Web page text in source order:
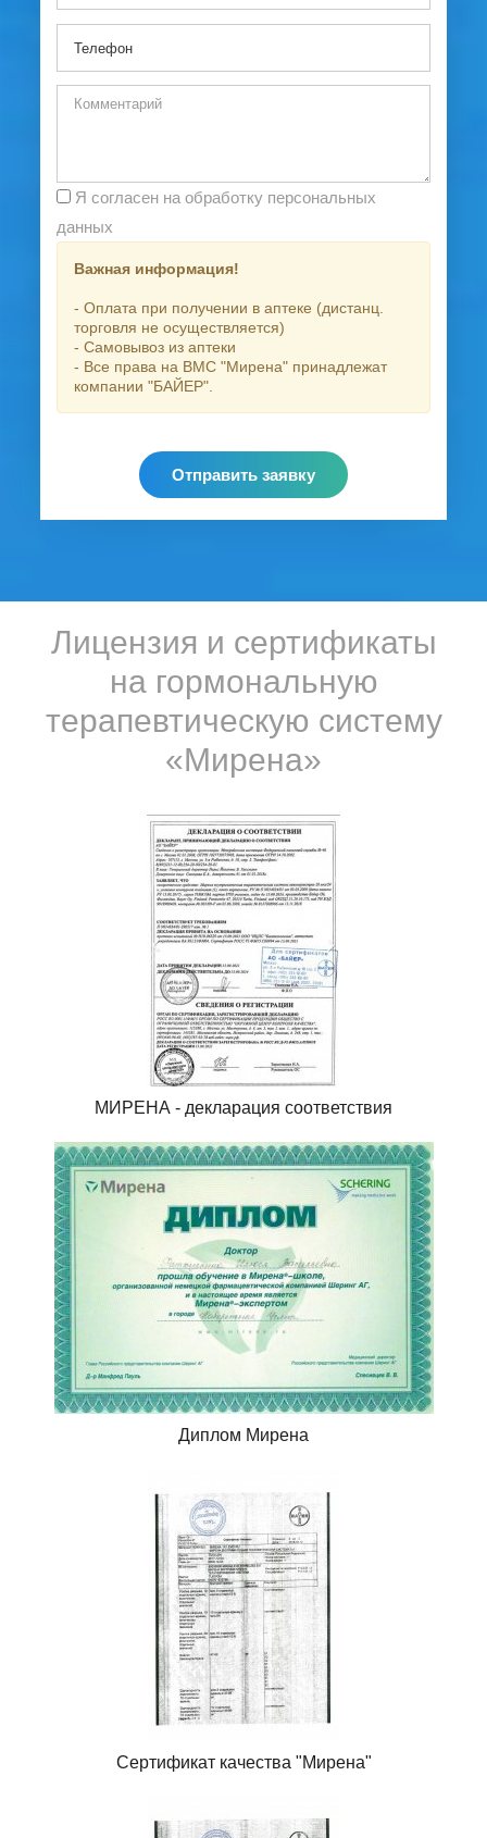
данных
Важная информация!
- Оплата при получении в аптеке (дистанц.
торговля не осуществляется)
- Самовывоз из аптеки
- Все права на ВМС "Мирена" принадлежат
компании "БАЙЕР".
Отправить заявку
Лицензия и сертификаты
на гормональную
терапевтическую систему
«Мирена»
МИРЕНА - декларация соответствия
Диплом Мирена
Сертификат качества "Мирена"